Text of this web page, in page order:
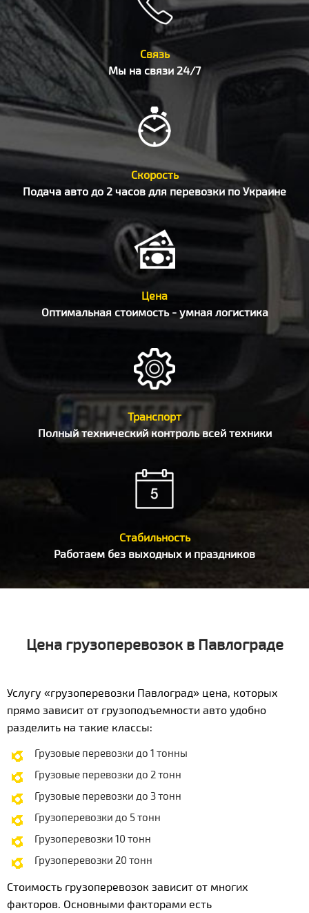
Связь
Мы на связи 24/7
Скорость
Подача авто до 2 часов для перевозки по Украине
Цена
Оптимальная стоимость - умная логистика
Транспорт
Полный технический контроль всей техники
Стабильность
Работаем без выходных и праздников
Цена грузоперевозок в Павлограде
Услугу «грузоперевозки Павлоград» цена, которых
прямо зависит от грузоподъемности авто удобно
разделить на такие классы:
Грузовые перевозки до 1 тонны
Грузовые перевозки до 2 тонн
Грузовые перевозки до 3 тонн
Грузоперевозки до 5 тонн
Грузоперевозки 10 тонн
Грузоперевозки 20 тонн
Стоимость грузоперевозок зависит от многих
факторов. Основными факторами есть